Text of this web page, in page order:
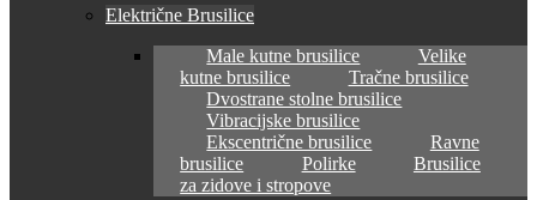
Električne Brusilice
Male kutne brusilice
Velike
kutne brusilice
Tračne brusilice
Dvostrane stolne brusilice
Vibracijske brusilice
Ekscentrične brusilice
Ravne
brusilice
Polirke
Brusilice
za zidove i stropove